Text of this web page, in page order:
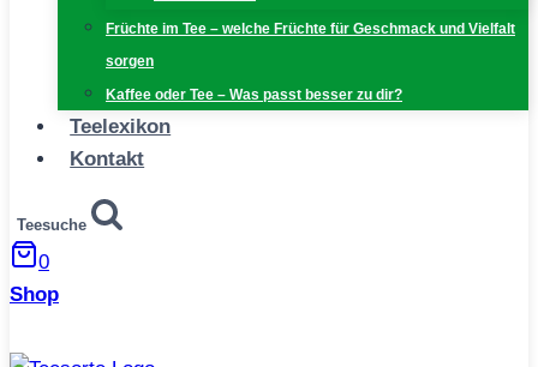
Früchte im Tee – welche Früchte für Geschmack und Vielfalt
sorgen
Kaffee oder Tee – Was passt besser zu dir?
Teelexikon
Kontakt
Teesuche
0
Shop